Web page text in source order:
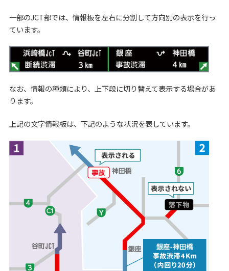
一部のJCT部では、情報板を左右に分割して方向別の表示を行っ
ています。
なお、情報の種類により、上下段に切り替えて表示する場合があ
ります。
上記の文字情報板は、下記のような状況を表しています。